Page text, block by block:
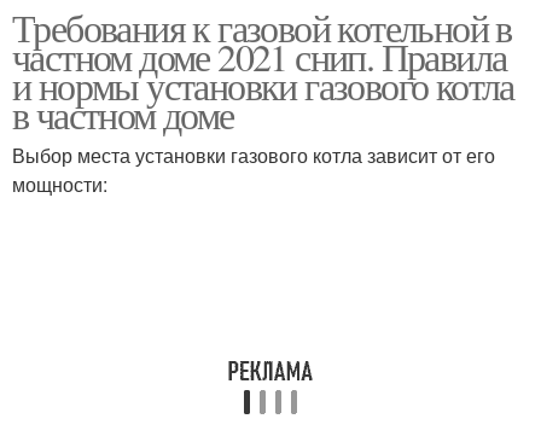
Дом для газового котла
Котельная для газового
котла
Требования к
котельной
Требования к газовой котельной в
частном доме 2021 снип. Правила
и нормы установки газового котла
в частном доме
Выбор места установки газового котла зависит от его
мощности: